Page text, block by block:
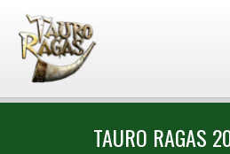
TAURO RAGAS